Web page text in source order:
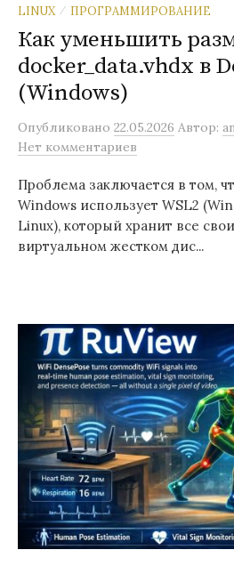
LINUX / ПРОГРАММИРОВАНИЕ
Как уменьшить
docker_data.vhdx в
(Windows)
Опубликовано 22.05.2026 Автор:
Нет комментариев
Проблема заключается в том,
Windows использует WSL2
Linux), который хранит все
виртуальном жестком дис...